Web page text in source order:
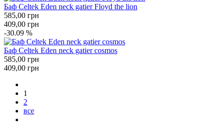
Баф Celtek Eden neck gatier Floyd the lion
585,00 грн
409,00 грн
-30.09 %
Баф Celtek Eden neck gatier cosmos
585,00 грн
409,00 грн
1
2
все